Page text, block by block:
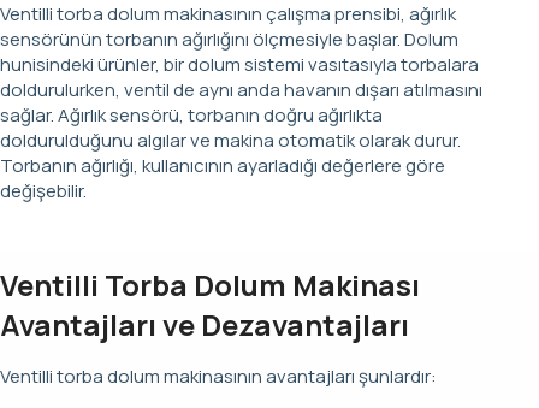
Ventilli torba dolum makinasının çalışma prensibi, ağırlık
sensörünün torbanın ağırlığını ölçmesiyle başlar. Dolum
hunisindeki ürünler, bir dolum sistemi vasıtasıyla torbalara
doldurulurken, ventil de aynı anda havanın dışarı atılmasını
sağlar. Ağırlık sensörü, torbanın doğru ağırlıkta
doldurulduğunu algılar ve makina otomatik olarak durur.
Torbanın ağırlığı, kullanıcının ayarladığı değerlere göre
değişebilir.
Ventilli Torba Dolum Makinası
Avantajları ve Dezavantajları
Ventilli torba dolum makinasının avantajları şunlardır: